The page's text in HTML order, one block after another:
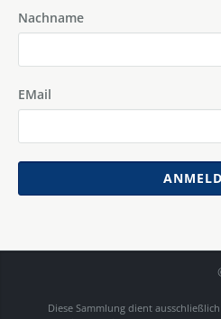
Nachname
EMail
Diese Sammlung dient